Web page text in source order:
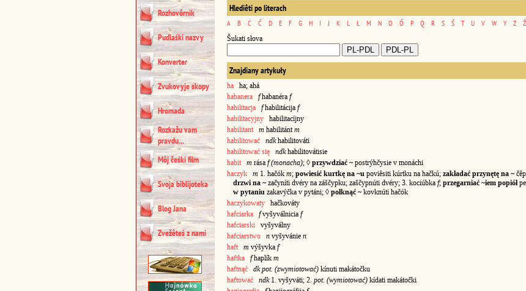
Rozhovôrnik
Pudlaśki nazvy
Konverter
Zvukovyje skopy
Hromada
Rozkažu vam
pravdu...
Môj čeśki film
Svoja biblijoteka
Blog Jana
Zvežêteś z nami
Hlediêti po literach
A B C Ć D E F G H I J K L Ł M N O Ó P Q R S Ś T U V W Y Z Ź
Šukati słova
Znajdiany artykuły
ha ha; ahá
habanera
fhabanéra f
habilitacja
fhabilitácija f
habilitacyjny habilitacíjny
habilitant
m habilitánt m
habilitować
ndkhabilitováti
habilitować się
ndkhabilitovátisie
habit
m rása f (monacha); ◊ przywdziać ~ postrýhčysie v monáchi
haczyk
m 1. hačók m; powiesić kurtkę na ~u poviêsiti kúrtku na hačkú; zakładać przynętę na ~
drzwi na ~ začyníti dvéry na záščypku; zaščypnúti dvéry; 3. kociúbka f; przegarniać ~iem popiół
w pytaniu zakavýčka v pytáni; ◊ połknąć ~ kovknúti hačók
haczykowaty hačkováty
hafciarka
fvyšyválnicia f
hafciarski vyšyválny
hafciarstwo
n vyšyvánie n
haft
m výšyvka f
haftka
fhaplík m
haftnąć
dk pot. (zwymiotować) kínuti makátočku
haftować
ndk1. vyšyváti; 2. pot. (wymiotować) kídati makátočki